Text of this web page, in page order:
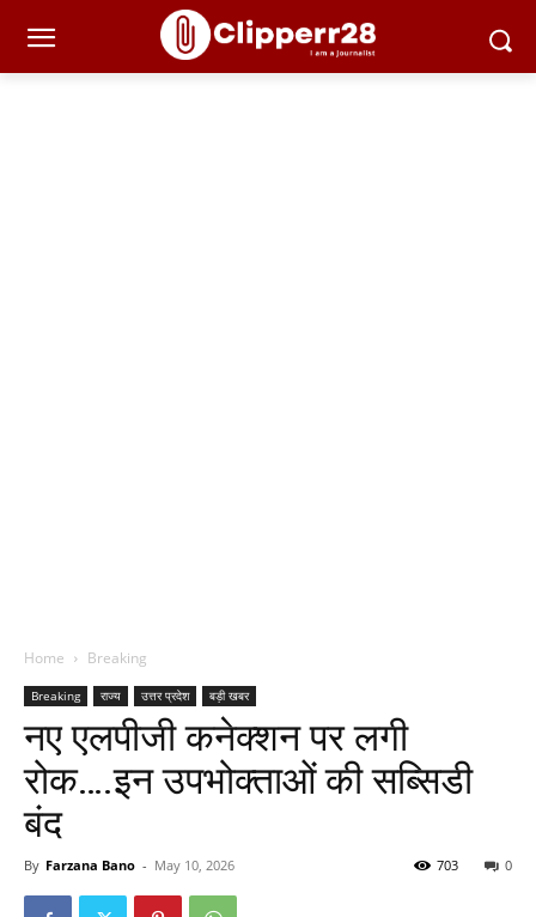
Home Breaking
Breaking राज्य उत्तर प्रदेश बड़ी खबर
नए एलपीजी कनेक्शन पर लगी
रोक….इन उपभोक्ताओं की सब्सिडी
बंद
By Farzana Bano - May 10, 2026 0
703